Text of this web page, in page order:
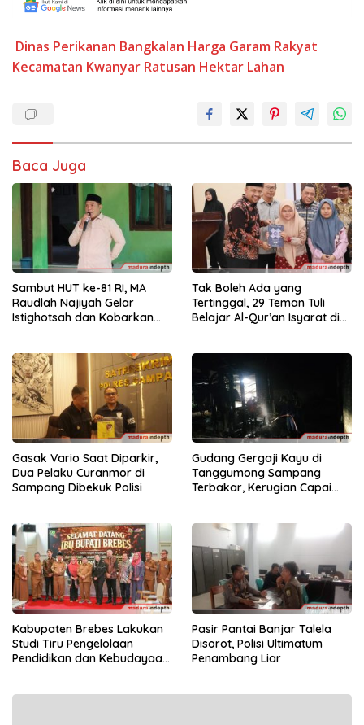
Dinas Perikanan Bangkalan Harga Garam Rakyat
Kecamatan Kwanyar Ratusan Hektar Lahan
Baca Juga
Sambut HUT ke-81 RI, MA
Raudlah Najiyah Gelar
Istighotsah dan Kobarkan
Tak Boleh Ada yang
Tertinggal, 29 Teman Tuli
Belajar Al-Qur’an Isyarat di
Gasak Vario Saat Diparkir,
Dua Pelaku Curanmor di
Sampang Dibekuk Polisi
Gudang Gergaji Kayu di
Tanggumong Sampang
Terbakar, Kerugian Capai
Kabupaten Brebes Lakukan
Studi Tiru Pengelolaan
Pendidikan dan Kebudayaan
Pasir Pantai Banjar Talela
Disorot, Polisi Ultimatum
Penambang Liar